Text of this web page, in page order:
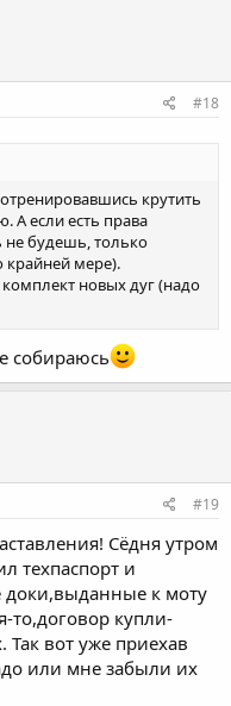
#18
крутить
А если есть права
не будешь, только
крайней мере).
новых дуг (надо
собираюсь
#19
Сёдня утром
техпаспорт и
доки,выданные к моту
то,договор купли-
Так вот уже приехав
или мне забыли их